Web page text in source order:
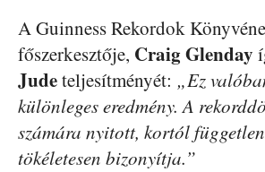
A Guinness Rekordok
főszerkesztője, Craig Glenday
Judeteljesítményét: „Ez
különleges eredmény. A
számára nyitott, kortól
tökéletesen bizonyítja.”